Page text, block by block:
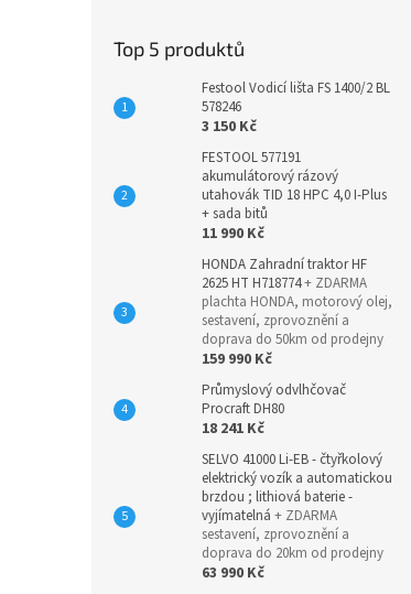
Top 5 produktů
Festool Vodicí lišta FS 1400/2 BL
578246
3 150 Kč
FESTOOL 577191
akumulátorový rázový
utahovák TID 18 HPC 4,0 I-Plus
+ sada bitů
11 990 Kč
HONDA Zahradní traktor HF
2625 HT H718774+ ZDARMA
plachta HONDA, motorový olej,
sestavení, zprovoznění a
doprava do 50km od prodejny
159 990 Kč
Průmyslový odvlhčovač
Procraft DH80
18 241 Kč
SELVO 41000 Li-EB - čtyřkolový
elektrický vozík a automatickou
brzdou ; lithiová baterie -
vyjímatelná + ZDARMA
sestavení, zprovoznění a
doprava do 20km od prodejny
63 990 Kč